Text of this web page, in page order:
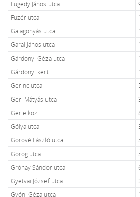
Fügedy János utca
Füzér utca
Galagonyás utca
Garai János utca
Gárdonyi Géza utca
Gárdonyi kert
Gerinc utca
Gerl Mátyás utca
Gerle köz
Gólya utca
Gorové László utca
Görög utca
Grónay Sándor utca
Gyetvai József utca
Gyóni Géza utca